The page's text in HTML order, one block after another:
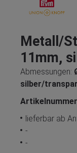
Metall/
11mm,
Abmessungen:
silber/
lieferbar ab
-
-